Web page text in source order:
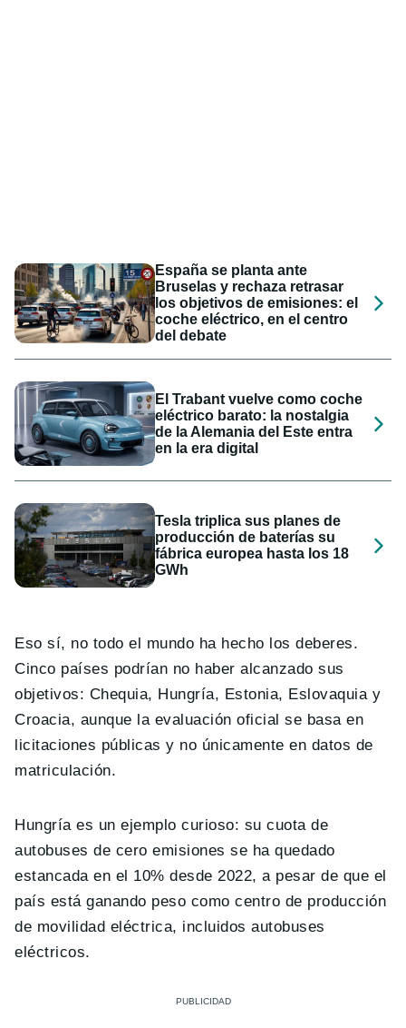
España se planta ante
Bruselas y rechaza retrasar
los objetivos de emisiones: el
coche eléctrico, en el centro
del debate
El Trabant vuelve como coche
eléctrico barato: la nostalgia
de la Alemania del Este entra
en la era digital
Tesla triplica sus planes de
producción de baterías su
fábrica europea hasta los 18
GWh
Eso sí, no todo el mundo ha hecho los deberes.
Cinco países podrían no haber alcanzado sus
objetivos: Chequia, Hungría, Estonia, Eslovaquia y
Croacia, aunque la evaluación oficial se basa en
licitaciones públicas y no únicamente en datos de
matriculación.
Hungría es un ejemplo curioso: su cuota de
autobuses de cero emisiones se ha quedado
estancada en el 10% desde 2022, a pesar de que el
país está ganando peso como centro de producción
de movilidad eléctrica, incluidos autobuses
eléctricos.